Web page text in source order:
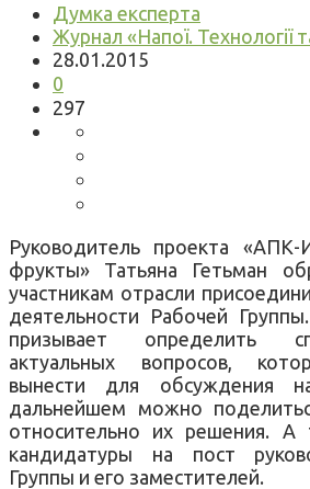
Думка експерта
Журнал «Напої. Технології
28.01.2015
0
297
Руководитель проекта
фрукты» Татьяна Гетьман
участникам отрасли
деятельности Рабочей
призывает определить
актуальных вопросов,
вынести для обсуждения
дальнейшем можно
относительно их решения. А
кандидатуры на пост
Группы и его заместителей.